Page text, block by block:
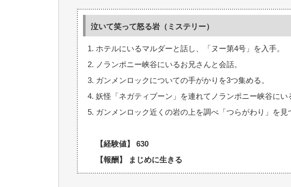
泣いて笑って怒る岩（ミステリー）
ホテルにいるマルダーと話し、「ヌー第4号」を入手。
ノランポニー峡谷にいるお兄さんと会話。
ガンメンロックについての手がかりを3つ集める。
妖怪「ネガティブーン」を連れてノランポニー峡谷にい
ガンメンロック近くの岩の上を調べ「つらがわり」を見
【経験値】 630
【報酬】 まじめに生きる